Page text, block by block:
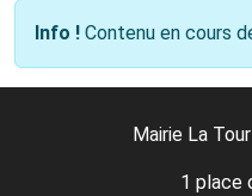
Info ! Contenu en cours
Mairie La
1 place